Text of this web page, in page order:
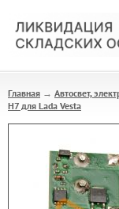
Главная → Автосвет,
Н7 для Lada Vesta